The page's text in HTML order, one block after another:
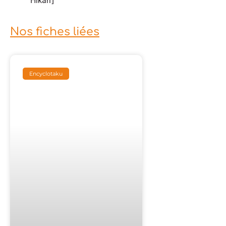
Nos fiches liées
Encyclotaku